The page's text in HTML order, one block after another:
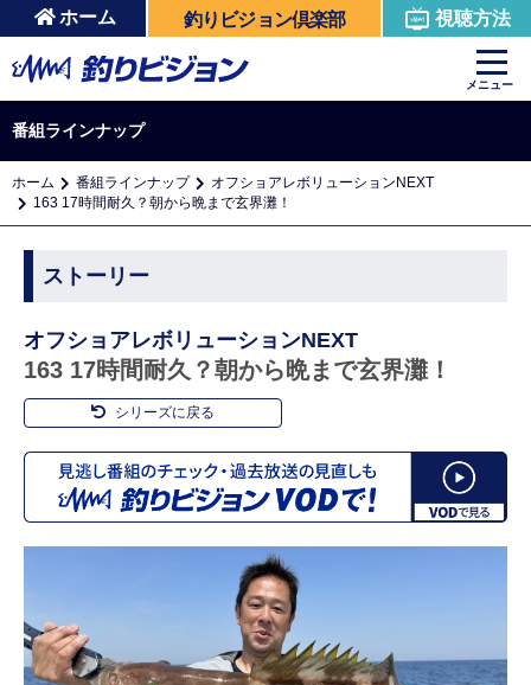
ホーム 釣りビジョン倶楽部 視聴方法
メニュー
番組ラインナップ
ホーム 番組ラインナップ
オフショアレボリューションNEXT
163 17時間耐久？朝から晩まで玄界灘！
ストーリー
オフショアレボリューションNEXT
163 17時間耐久？朝から晩まで玄界灘！
シリーズに戻る